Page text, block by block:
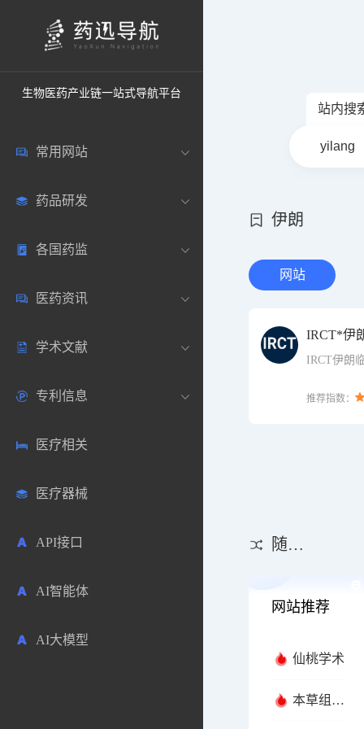
生物医药产业链一站式导航平台
常用网站
中国常用
药圈资讯
邮箱登录
药典网站
药品研发
药研数据库
药品说明书
药物临床
生物数据库
药品市场信息
合成化工
药物分析
毒性数据库
原辅料包材
各国药监
中国
美国
欧洲
日本
其他各国
医药资讯
医药新闻
医药论坛
药研咨询
医药科普
学术文献
学术搜索
SciHub文献
文献下载
文献管理
专利信息
各国专利局官方查询
医药专利
商业专利数据库
免费专利库
医疗相关
医疗器械
API接口
AI智能体
AI大模型
站内搜
伊朗
网站
IRCT*伊
IRCT伊朗
推荐指数：
随机推荐
网站推荐
仙桃学术
本草组鉴